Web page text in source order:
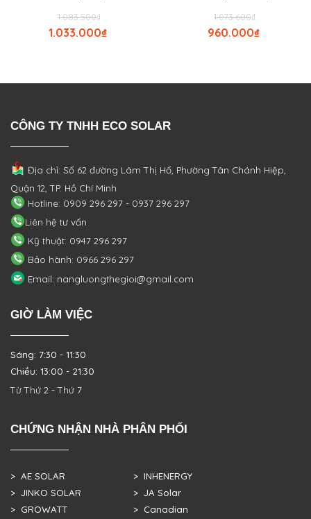
₫
1.083.500
₫
1.033.000
₫
1.073.600
₫
960.000
CÔNG TY TNHH ECO SOLAR
Địa chỉ: Số 62 đường Lâm Thị Hố, PhườngTân Chánh Hiệp,
Quận 12, TP. Hồ Chí Minh
Hotline: 0909 296 297 - 0937 296 297
Liên hệ tư vấn
Kỹ thuật: 0947 296 297
Bảo hành: 0966 296 297
Email: nangluongthegioi@gmail.com
GIỜ LÀM VIỆC
Sáng: 7:30 - 11:30
Chiều: 13:00 - 21:30
Từ Thứ 2 - Thứ 7
CHỨNG NHẬN NHÀ PHÂN PHỐI
> AE SOLAR
> JINKO SOLAR
> GROWATT
> INHENERGY
> JA Solar
> Canadian